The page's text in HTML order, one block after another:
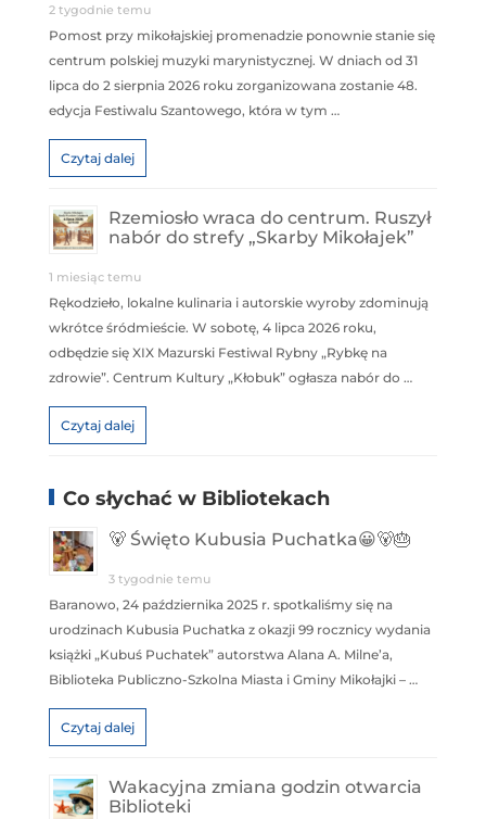
2 tygodnie temu
Pomost przy mikołajskiej promenadzie ponownie stanie się
centrum polskiej muzyki marynistycznej. W dniach od 31
lipca do 2 sierpnia 2026 roku zorganizowana zostanie 48.
edycja Festiwalu Szantowego, która w tym …
Czytaj dalej
Rzemiosło wraca do centrum. Ruszył
nabór do strefy „Skarby Mikołajek”
1 miesiąc temu
Rękodzieło, lokalne kulinaria i autorskie wyroby zdominują
wkrótce śródmieście. W sobotę, 4 lipca 2026 roku,
odbędzie się XIX Mazurski Festiwal Rybny „Rybkę na
zdrowie”. Centrum Kultury „Kłobuk” ogłasza nabór do …
Czytaj dalej
Co słychać w Bibliotekach
🐻 Święto Kubusia Puchatka😀🐻🎂
3 tygodnie temu
Baranowo, 24 października 2025 r. spotkaliśmy się na
urodzinach Kubusia Puchatka z okazji 99 rocznicy wydania
książki „Kubuś Puchatek” autorstwa Alana A. Milne’a,
Biblioteka Publiczno-Szkolna Miasta i Gminy Mikołajki – …
Czytaj dalej
Wakacyjna zmiana godzin otwarcia
Biblioteki